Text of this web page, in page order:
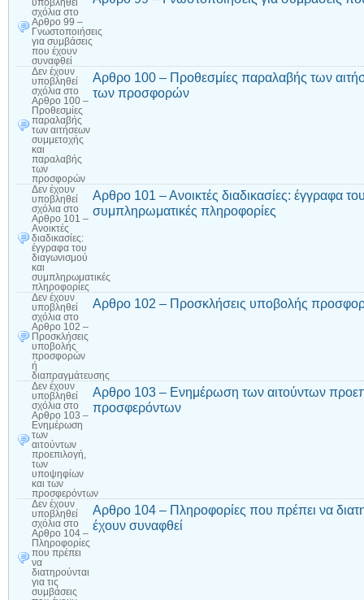
υποβληθεί
σχόλια στο
Αρθρο 99 –
Γνωστοποιήσεις
για συμβάσεις
που έχουν
συναφθεί
Δεν έχουν
υποβληθεί
σχόλια στο
Αρθρο 100 –
Προθεσμίες
παραλαβής
των αιτήσεων
συμμετοχής
και
παραλαβής
των
προσφορών
Αρθρο 100 – Προθεσμίες παραλαβής των
των προσφορών
Δεν έχουν
υποβληθεί
σχόλια στο
Αρθρο 101 –
Ανοικτές
διαδικασίες:
έγγραφα του
διαγωνισμού
και
συμπληρωματικές
πληροφορίες
Αρθρο 101 – Ανοικτές διαδικασίες: έγγραφα
συμπληρωματικές πληροφορίες
Δεν έχουν
υποβληθεί
σχόλια στο
Αρθρο 102 –
Προσκλήσεις
υποβολής
προσφορών
ή
διαπραγμάτευσης
Αρθρο 102 – Προσκλήσεις υποβολής
Δεν έχουν
υποβληθεί
σχόλια στο
Αρθρο 103 –
Ενημέρωση
των
αιτούντων
προεπιλογή,
των
υποψηφίων
και των
προσφερόντων
Αρθρο 103 – Ενημέρωση των αιτούντων
προσφερόντων
Δεν έχουν
υποβληθεί
σχόλια στο
Αρθρο 104 –
Πληροφορίες
που πρέπει
να
διατηρούνται
για τις
συμβάσεις
Αρθρο 104 – Πληροφορίες που πρέπει να
έχουν συναφθεί